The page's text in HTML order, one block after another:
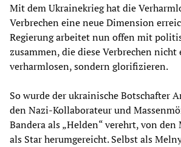
Mit dem Ukrainekrieg hat die
Verbrechen eine neue Dimension
Regierung arbeitet nun offen mit
zusammen, die diese Verbrechen nicht
verharmlosen, sondern glorifizieren.
So wurde der ukrainische Botschafter
den Nazi-Kollaborateur und
Bandera als „Helden“ verehrt, von
als Star herumgereicht. Selbst als